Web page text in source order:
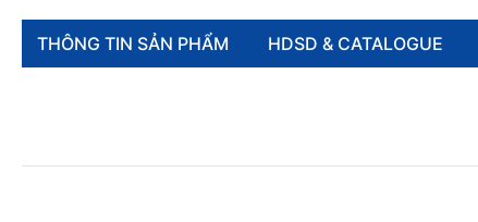
THÔNG TIN SẢN PHẨM HDSD & CATALOGUE